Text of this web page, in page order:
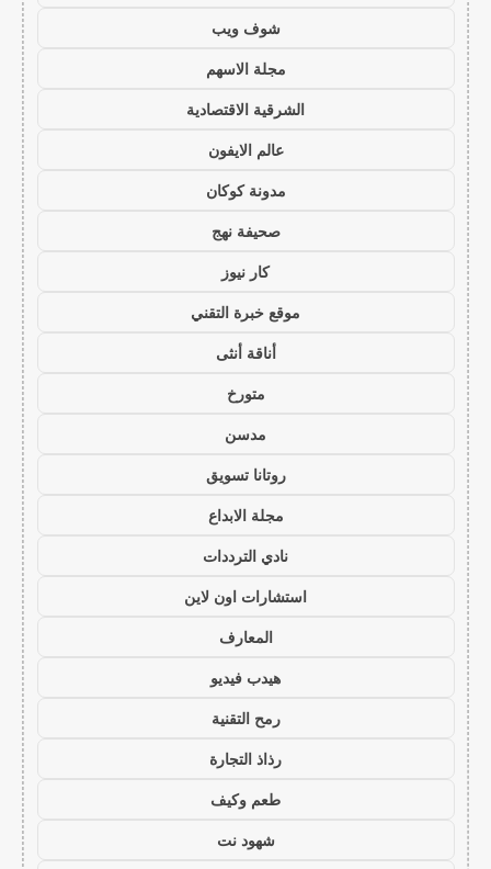
شوف ويب
مجلة الاسهم
الشرقية الاقتصادية
عالم الايفون
مدونة كوكان
صحيفة نهج
كار نيوز
موقع خبرة التقني
أناقة أنثى
متورخ
مدسن
روتانا تسويق
مجلة الابداع
نادي الترددات
استشارات اون لاين
المعارف
هيدب فيديو
رمح التقنية
رذاذ التجارة
طعم وكيف
شهود نت